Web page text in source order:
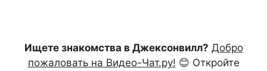
Ищете знакомства в Джексонвилл? Добро
пожаловать на Видео-Чат.ру! 😊 Откройте